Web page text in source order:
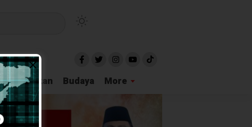
Pendidikan Budaya More